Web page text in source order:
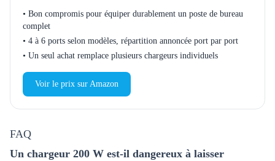
• Bon compromis pour équiper durablement un poste de bureau
complet
• 4 à 6 ports selon modèles, répartition annoncée port par port
• Un seul achat remplace plusieurs chargeurs individuels
Voir le prix sur Amazon
FAQ
Un chargeur 200 W est-il dangereux à laisser